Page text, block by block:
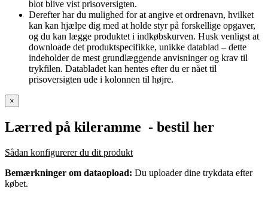
blot blive vist prisoversigten.
Derefter har du mulighed for at angive et ordrenavn, hvilket
kan kan hjælpe dig med at holde styr på forskellige opgaver,
og du kan lægge produktet i indkøbskurven. Husk venligst at
downloade det produktspecifikke, unikke datablad – dette
indeholder de mest grundlæggende anvisninger og krav til
trykfilen. Databladet kan hentes efter du er nået til
prisoversigten ude i kolonnen til højre.
×
Lærred på kileramme - bestil her
Sådan konfigurerer du dit produkt
Bemærkninger om dataopload: Du uploader dine trykdata efter
købet.